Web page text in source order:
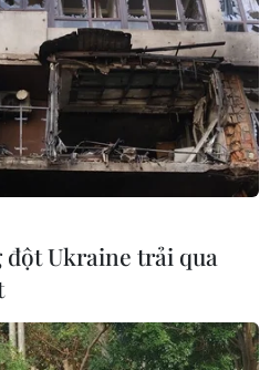
quan hệ Trung-Việt.
Ukraine trải qua